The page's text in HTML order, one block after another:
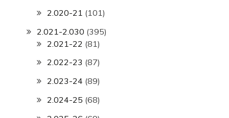
2.020-21 (101)
2.021-2.030 (395)
2.021-22 (81)
2.022-23 (87)
2.023-24 (89)
2.024-25 (68)